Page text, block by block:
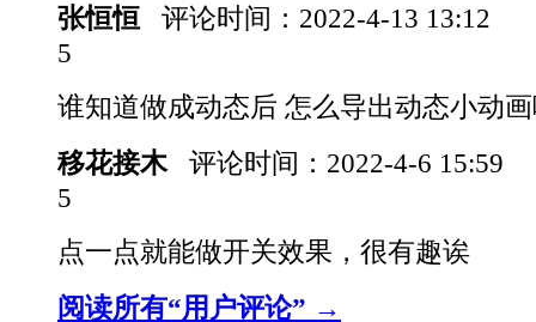
张恒恒
评论时间： 2022-4-13 13:12
5
谁知道做成动态后 怎么导出动态小动
移花接木
评论时间： 2022-4-6 15:59
5
点一点就能做开关效果，很有趣诶
阅读所有“用户评论” →